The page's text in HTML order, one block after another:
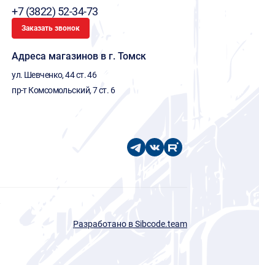
+7 (3822) 52-34-73
Заказать звонок
Адреса магазинов в г. Томск
ул. Шевченко, 44 ст. 46
пр-т Комсомольский, 7 ст. 6
Разработано в Sibcode.team